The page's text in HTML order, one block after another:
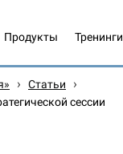
Продукты Тренинги
› Статьи ›
сессии